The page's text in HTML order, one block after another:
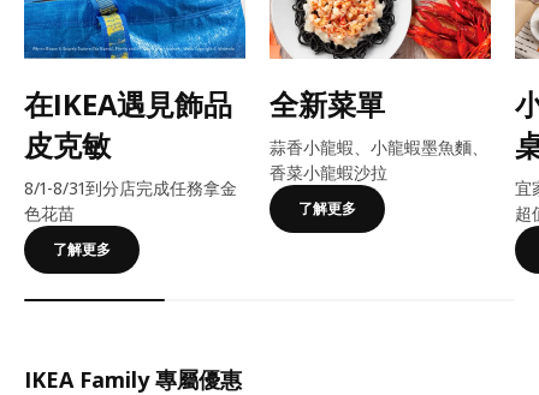
在IKEA遇見飾品
皮克敏
8/1-8/31到分店完成任務拿金
色花苗
了解更多
全新菜單
蒜香小龍蝦、小龍蝦墨魚麵、
香菜小龍蝦沙拉
了解更多
宜
超
IKEA Family 專屬優惠